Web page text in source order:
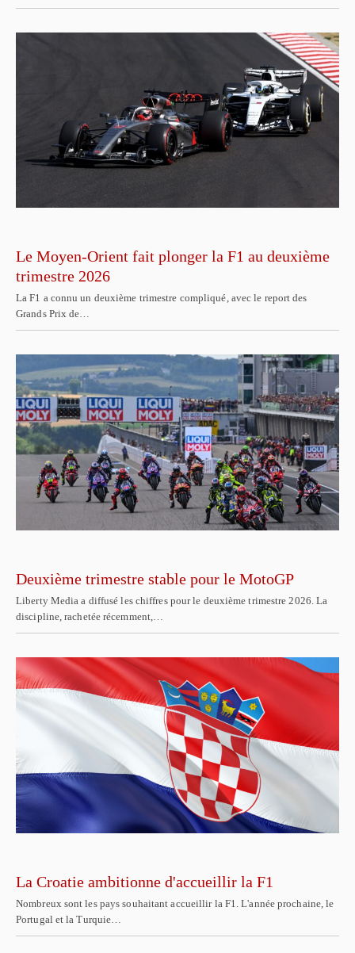
Le Moyen-Orient fait plonger la F1 au deuxième
trimestre 2026
La F1 a connu un deuxième trimestre compliqué, avec le report des
Grands Prix de…
Deuxième trimestre stable pour le MotoGP
Liberty Media a diffusé les chiffres pour le deuxième trimestre 2026. La
discipline, rachetée récemment,…
La Croatie ambitionne d'accueillir la F1
Nombreux sont les pays souhaitant accueillir la F1. L'année prochaine, le
Portugal et la Turquie…